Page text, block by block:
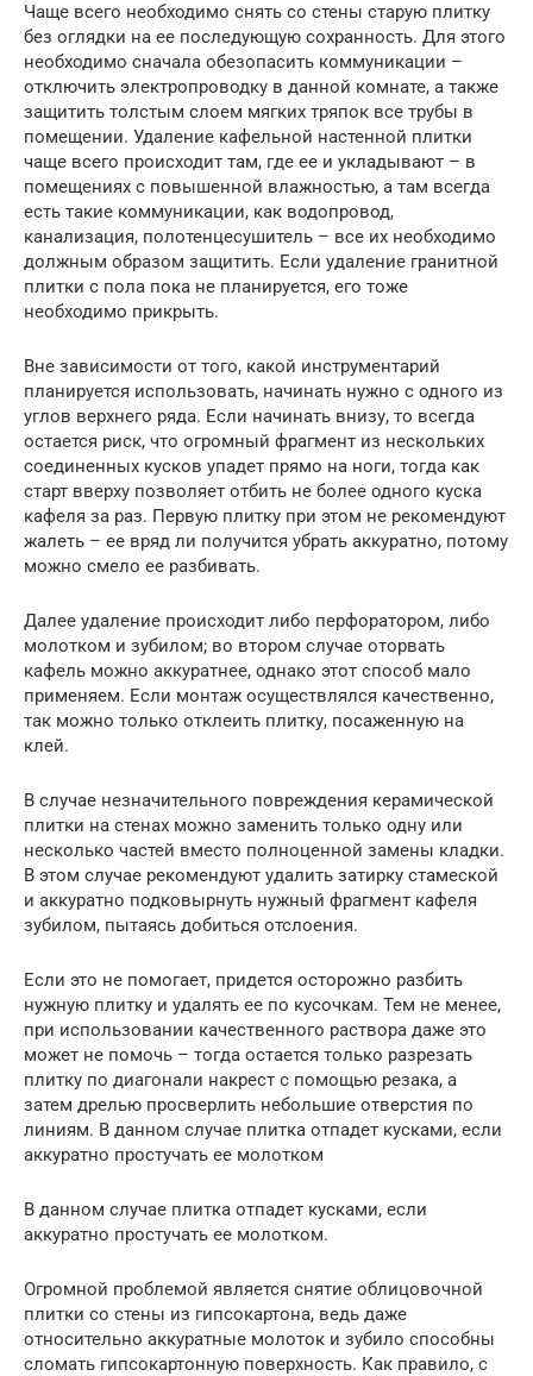
Чаще всего необходимо снять со стены старую плитку
без оглядки на ее последующую сохранность. Для этого
необходимо сначала обезопасить коммуникации –
отключить электропроводку в данной комнате, а также
защитить толстым слоем мягких тряпок все трубы в
помещении. Удаление кафельной настенной плитки
чаще всего происходит там, где ее и укладывают – в
помещениях с повышенной влажностью, а там всегда
есть такие коммуникации, как водопровод,
канализация, полотенцесушитель – все их необходимо
должным образом защитить. Если удаление гранитной
плитки с пола пока не планируется, его тоже
необходимо прикрыть.
Вне зависимости от того, какой инструментарий
планируется использовать, начинать нужно с одного из
углов верхнего ряда. Если начинать внизу, то всегда
остается риск, что огромный фрагмент из нескольких
соединенных кусков упадет прямо на ноги, тогда как
старт вверху позволяет отбить не более одного куска
кафеля за раз. Первую плитку при этом не рекомендуют
жалеть – ее вряд ли получится убрать аккуратно, потому
можно смело ее разбивать.
Далее удаление происходит либо перфоратором, либо
молотком и зубилом; во втором случае оторвать
кафель можно аккуратнее, однако этот способ мало
применяем. Если монтаж осуществлялся качественно,
так можно только отклеить плитку, посаженную на
клей.
В случае незначительного повреждения керамической
плитки на стенах можно заменить только одну или
несколько частей вместо полноценной замены кладки.
В этом случае рекомендуют удалить затирку стамеской
и аккуратно подковырнуть нужный фрагмент кафеля
зубилом, пытаясь добиться отслоения.
Если это не помогает, придется осторожно разбить
нужную плитку и удалять ее по кусочкам. Тем не менее,
при использовании качественного раствора даже это
может не помочь – тогда остается только разрезать
плитку по диагонали накрест с помощью резака, а
затем дрелью просверлить небольшие отверстия по
линиям. В данном случае плитка отпадет кусками, если
аккуратно простучать ее молотком
В данном случае плитка отпадет кусками, если
аккуратно простучать ее молотком.
Огромной проблемой является снятие облицовочной
плитки со стены из гипсокартона, ведь даже
относительно аккуратные молоток и зубило способны
сломать гипсокартонную поверхность. Как правило, с